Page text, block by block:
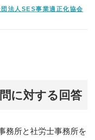
法人SES事業適正化協会
に対する回答
務所と社労士事務所を